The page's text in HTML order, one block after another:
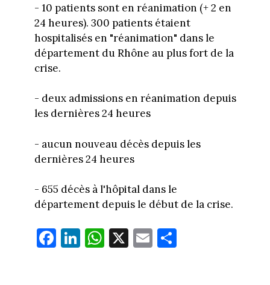
- 10 patients sont en réanimation (+ 2 en
24 heures). 300 patients étaient
hospitalisés en "réanimation" dans le
département du Rhône au plus fort de la
crise.
- deux admissions en réanimation depuis
les dernières 24 heures
- aucun nouveau décès depuis les
dernières 24 heures
- 655 décès à l'hôpital dans le
département depuis le début de la crise.
Fa
ce
Li
nk
W
ha
X E
m
Pa
rt